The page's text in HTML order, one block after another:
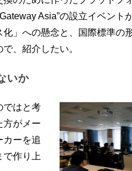
Asia”の設立イベント
」への懸念と、国際標準の
、紹介したい。
いか
ではと考
方がメー
カーを追
で作り上